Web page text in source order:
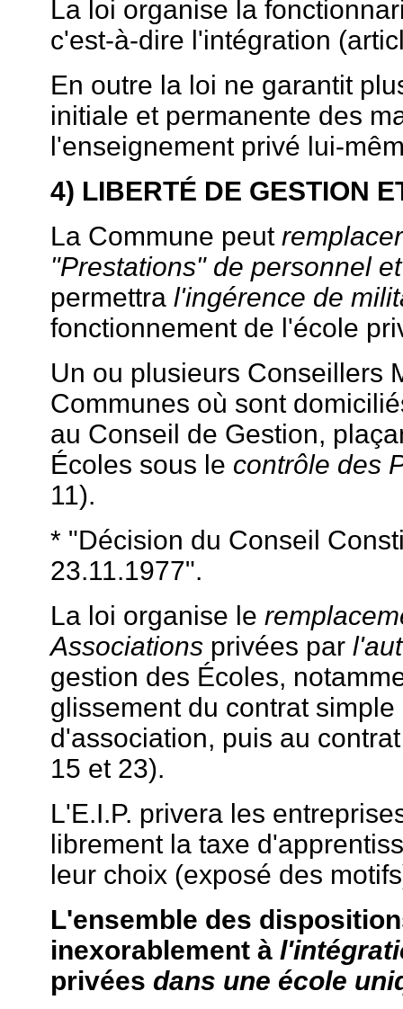
La loi organise la
c'est-à-dire l'intégration
En outre la loi ne garantit
initiale et permanente des
l'enseignement privé lui-
4) LIBERTÉ DE GESTION
La Commune peut
"Prestations" de personnel
permettra l'ingérence de
fonctionnement de l'école
Un ou plusieurs Conseillers
Communes où sont
au Conseil de Gestion,
Écoles sous le contrôle des
11).
* "Décision du Conseil
23.11.1977".
La loi organise le
Associations privées par
gestion des Écoles,
glissement du contrat simple
d'association, puis au
15 et 23).
L'E.I.P. privera les
librement la taxe
leur choix (exposé des
L'ensemble des
inexorablement à
privées dans une école